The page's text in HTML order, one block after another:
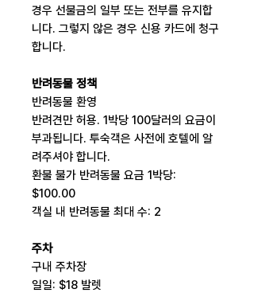
경우 선불금의 일부 또는 전부를 유지합
니다. 그렇지 않은 경우 신용 카드에 청구
합니다.
반려동물 정책
반려동물 환영
반려견만 허용. 1박당 100달러의 요금이
부과됩니다. 투숙객은 사전에 호텔에 알
려주셔야 합니다.
환불 불가 반려동물 요금 1박당:
$100.00
객실 내 반려동물 최대 수: 2
주차
구내 주차장
일일: $18 발렛